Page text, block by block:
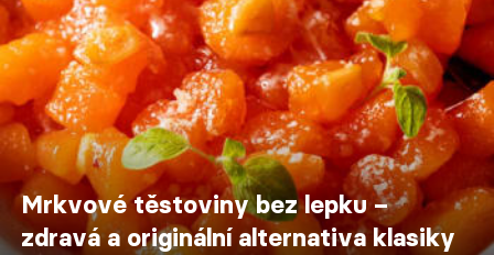
Mrkvové těstoviny bez lepku –
zdravá a originální alternativa klasiky